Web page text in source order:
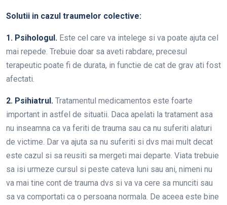
Solutii in cazul traumelor colective:
1. Psihologul. Este cel care va intelege si va poate ajuta cel
mai repede. Trebuie doar sa aveti rabdare, precesul
terapeutic poate fi de durata, in functie de cat de grav ati fost
afectati.
2. Psihiatrul. Tratamentul medicamentos este foarte
important in astfel de situatii. Daca apelati la tratament asa
nu inseamna ca va feriti de trauma sau ca nu suferiti alaturi
de victime. Dar va ajuta sa nu suferiti si dvs mai mult decat
este cazul si sa reusiti sa mergeti mai departe. Viata trebuie
sa isi urmeze cursul si peste cateva luni sau ani, nimeni nu
va mai tine cont de trauma dvs si va va cere sa munciti sau
sa va comportati ca o persoana normala. De aceea este bine